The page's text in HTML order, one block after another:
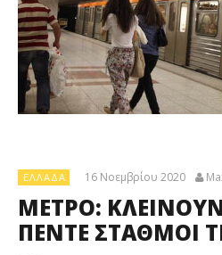
ΕΛΛΆΔΑ 16 Νοεμβρίου 2020
ΜΕΤΡΟ:
ΠΕΝΤΕ ΣΤΑΘΜΟΙ